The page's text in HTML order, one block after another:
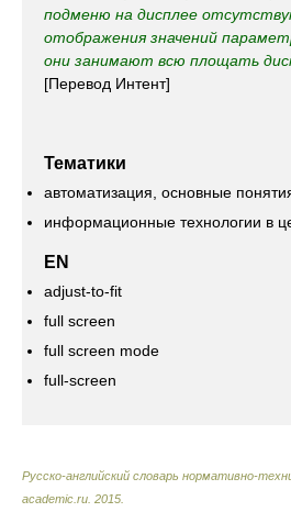
подменю на дисплее
отображения значений
они занимают всю площать
[Перевод Интент]
Тематики
автоматизация, основные
информационные технологии в
EN
adjust-to-fit
full screen
full screen mode
full-screen
Русско-английский словарь нормативно-
academic.ru 2015